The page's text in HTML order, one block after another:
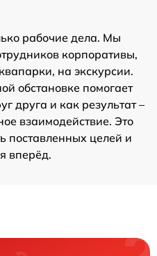
рабочие дела. Мы
корпоративы,
на экскурсии.
обстановке помогает
друга и как результат –
взаимодействие. Это
поставленных целей и
вперёд.